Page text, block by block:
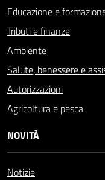
Educazione e
Tributi e finanze
Ambiente
Salute, benessere e
Autorizzazioni
Agricoltura e pesca
NOVITÀ
Notizie